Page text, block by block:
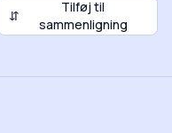
⇵
Tilføj til
sammenligning